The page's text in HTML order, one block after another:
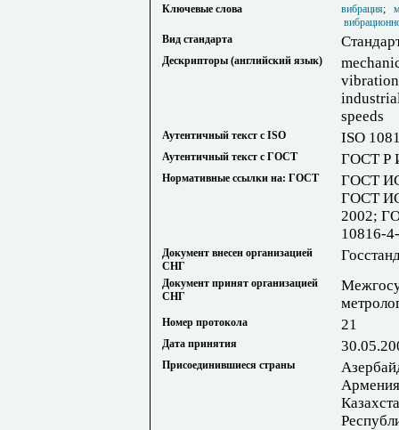
Ключевые слова вибрация;
Вид стандарта
Дескрипторы (английский язык)
speeds
Аутентичный текст с ISO ISO
Аутентичный текст с ГОСТ ГОСТ Р
Нормативные ссылки на: ГОСТ
ГОСТ
ГОСТ
2002;
10816-
Документ внесен организацией
СНГ
Документ принят организацией
СНГ
Номер протокола 21
Дата принятия
Присоединившиеся страны